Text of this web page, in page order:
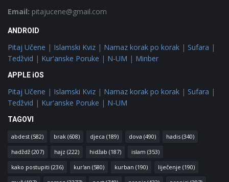
Email: pitajucene@gmail.com
ANDROID
Pitaj Učene | Islamski Kviz | Namaz korak po korak | Sufara |
Tedžvid | Kur'anske Poruke | N-UM | Minber
APPLE iOS
Pitaj Učene | Islamski Kviz | Namaz korak po korak | Sufara |
Tedžvid | Kur'anske Poruke | N-UM
TAGOVI
abdest (582) brak (608) djeca (189) dova (490) hadis (340)
hadždž (207) hajz (222) hidžab (187) islam (353)
kako postupiti (236) kur'an (580) kurban (190) liječenje (190)